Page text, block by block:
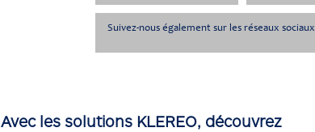
Suivez-nous également sur les réseaux sociaux
Avec les solutions KLEREO, découvrez